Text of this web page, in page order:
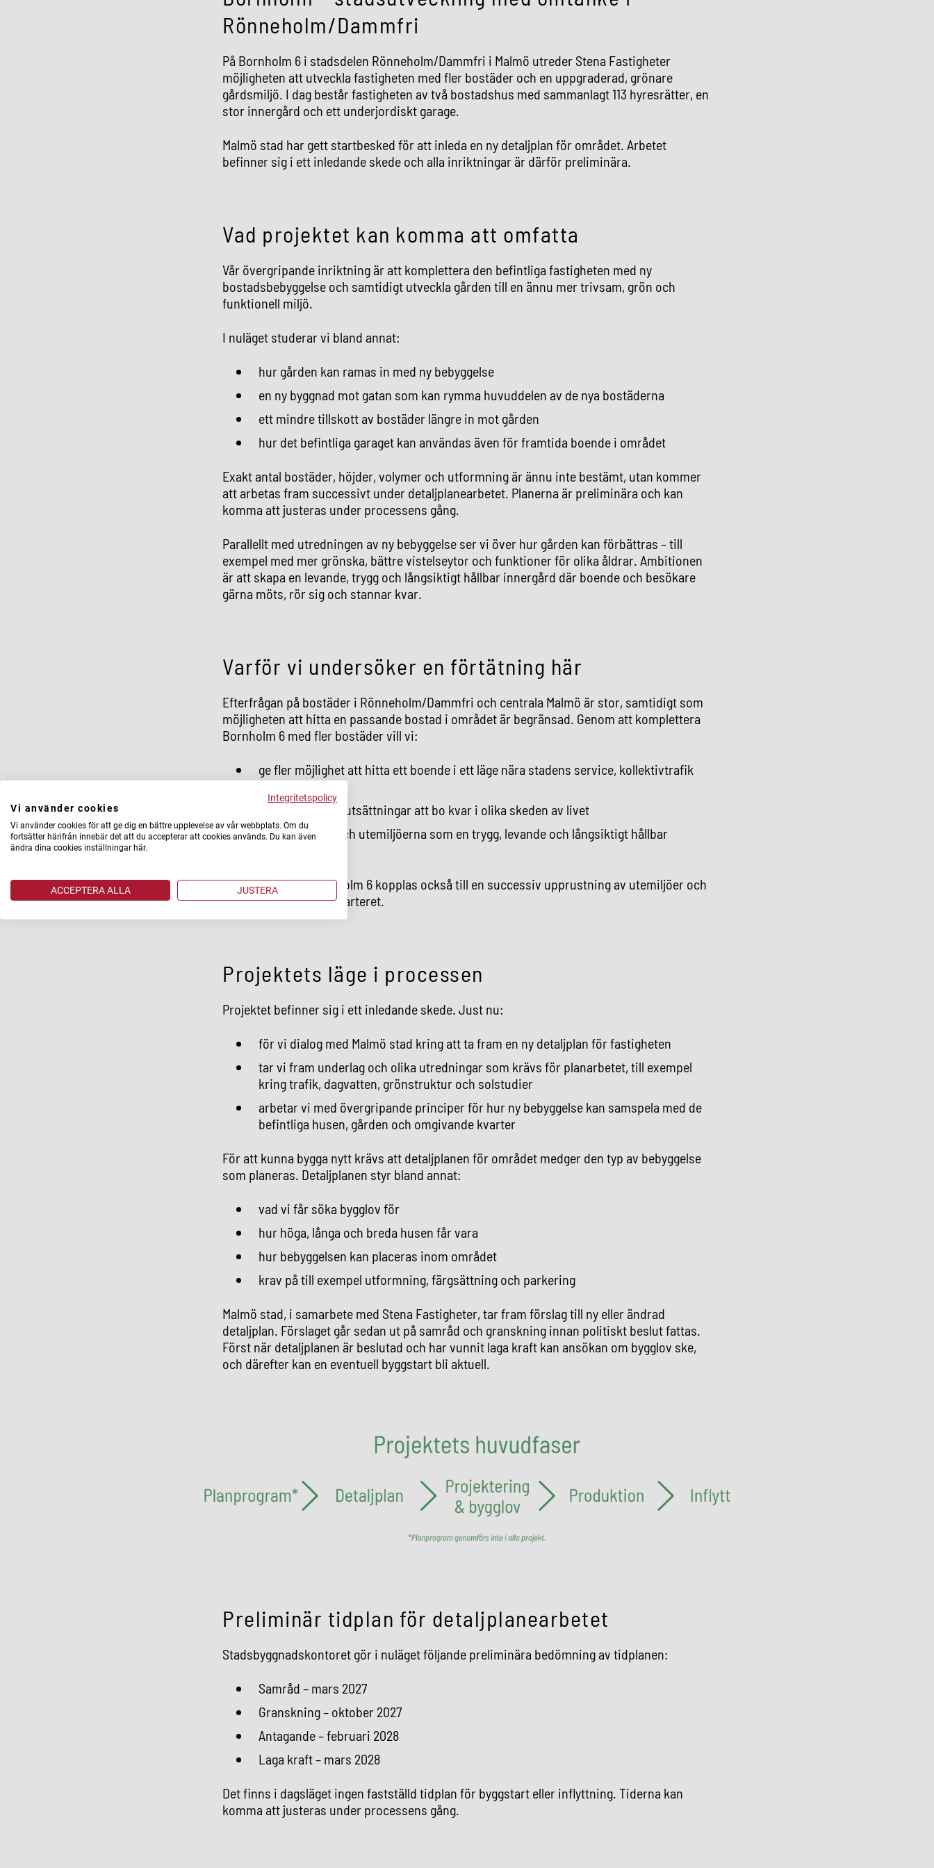
Rönneholm/Dammfri
På Bornholm 6 i stadsdelen Rönneholm/Dammfri i Malmö utreder Stena Fastigheter
möjligheten att utveckla fastigheten med fler bostäder och en uppgraderad, grönare
gårdsmiljö. I dag består fastigheten av två bostadshus med sammanlagt 113 hyresrätter, en
stor innergård och ett underjordiskt garage.
Malmö stad har gett startbesked för att inleda en ny detaljplan för området. Arbetet
befinner sig i ett inledande skede och alla inriktningar är därför preliminära.
Vad projektet kan komma att omfatta
Vår övergripande inriktning är att komplettera den befintliga fastigheten med ny
bostadsbebyggelse och samtidigt utveckla gården till en ännu mer trivsam, grön och
funktionell miljö.
I nuläget studerar vi bland annat:
hur gården kan ramas in med ny bebyggelse
en ny byggnad mot gatan som kan rymma huvuddelen av de nya bostäderna
ett mindre tillskott av bostäder längre in mot gården
hur det befintliga garaget kan användas även för framtida boende i området
Exakt antal bostäder, höjder, volymer och utformning är ännu inte bestämt, utan kommer
att arbetas fram successivt under detaljplanearbetet. Planerna är preliminära och kan
komma att justeras under processens gång.
Parallellt med utredningen av ny bebyggelse ser vi över hur gården kan förbättras – till
exempel med mer grönska, bättre vistelseytor och funktioner för olika åldrar. Ambitionen
är att skapa en levande, trygg och långsiktigt hållbar innergård där boende och besökare
gärna möts, rör sig och stannar kvar.
Varför vi undersöker en förtätning här
Efterfrågan på bostäder i Rönneholm/Dammfri och centrala Malmö är stor, samtidigt som
möjligheten att hitta en passande bostad i området är begränsad. Genom att komplettera
Bornholm 6 med fler bostäder vill vi:
ge fler möjlighet att hitta ett boende i ett läge nära stadens service, kollektivtrafik
och rekreation
skapa bättre förutsättningar att bo kvar i olika skeden av livet
stärka gården och utemiljöerna som en trygg, levande och långsiktigt hållbar
Utvecklingen av Bornholm 6 kopplas också till en successiv upprustning av utemiljöer och
gemensamma ytor i kvarteret.
Projektets läge i processen
Projektet befinner sig i ett inledande skede. Just nu:
för vi dialog med Malmö stad kring att ta fram en ny detaljplan för fastigheten
tar vi fram underlag och olika utredningar som krävs för planarbetet, till exempel
kring trafik, dagvatten, grönstruktur och solstudier
arbetar vi med övergripande principer för hur ny bebyggelse kan samspela med de
befintliga husen, gården och omgivande kvarter
För att kunna bygga nytt krävs att detaljplanen för området medger den typ av bebyggelse
som planeras. Detaljplanen styr bland annat:
vad vi får söka bygglov för
hur höga, långa och breda husen får vara
hur bebyggelsen kan placeras inom området
krav på till exempel utformning, färgsättning och parkering
Malmö stad, i samarbete med Stena Fastigheter, tar fram förslag till ny eller ändrad
detaljplan. Förslaget går sedan ut på samråd och granskning innan politiskt beslut fattas.
Först när detaljplanen är beslutad och har vunnit laga kraft kan ansökan om bygglov ske,
och därefter kan en eventuell byggstart bli aktuell.
Preliminär tidplan för detaljplanearbetet
Stadsbyggnadskontoret gör i nuläget följande preliminära bedömning av tidplanen:
Samråd – mars 2027
Granskning – oktober 2027
Antagande – februari 2028
Laga kraft – mars 2028
Det finns i dagsläget ingen fastställd tidplan för byggstart eller inflyttning. Tiderna kan
komma att justeras under processens gång.
Integritetspolicy
Vi använder cookies
Vi använder cookies för att ge dig en bättre upplevelse av vår webbplats. Om du
fortsätter härifrån innebär det att du accepterar att cookies används. Du kan även
ändra dina cookies inställningar här.
ACCEPTERA ALLA JUSTERA